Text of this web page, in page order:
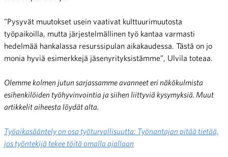
”Pysyvät muutokset usein vaativat kulttuurimuutosta
työpaikoilla, mutta järjestelmällinen työ kantaa varmasti
hedelmää hankalassa resurssipulan aikakaudessa. Tästä on jo
monia hyviä esimerkkejä jäsenyrityksistämme”, Ulvila toteaa.
Olemme kolmen jutun sarjassamme avanneet eri näkökulmista
esihenkilöiden työhyvinvointia ja siihen liittyviä kysymyksiä. Muut
artikkelit aiheesta löydät alta.
Työaikasääntely on osa työturvallisuutta: Työnantajan pitää tietää,
jos työntekijä tekee töitä omalla ajallaan